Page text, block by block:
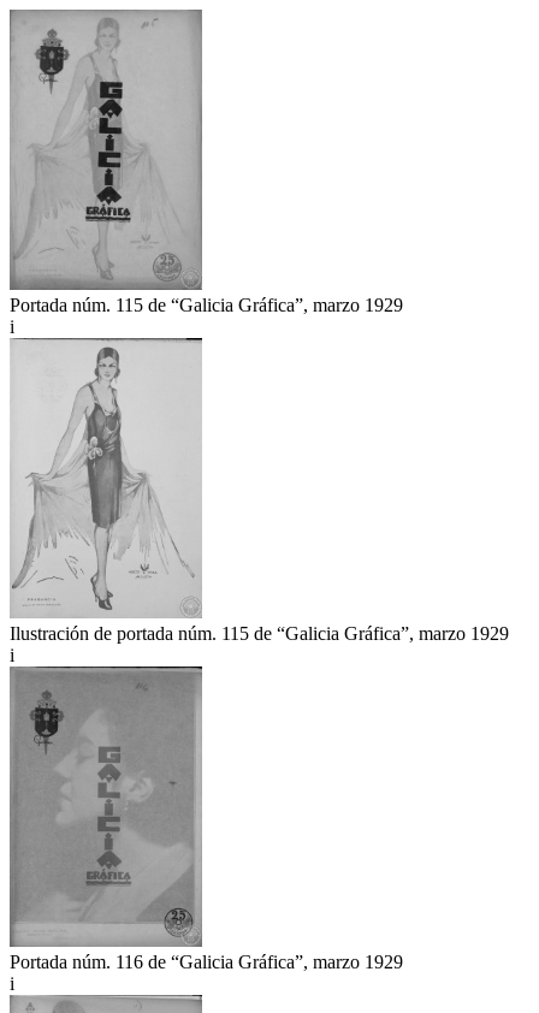
Portada núm. 115 de “Galicia Gráfica”, marzo 1929
i
Ilustración de portada núm. 115 de “Galicia Gráfica”, marzo 1929
i
Portada núm. 116 de “Galicia Gráfica”, marzo 1929
i